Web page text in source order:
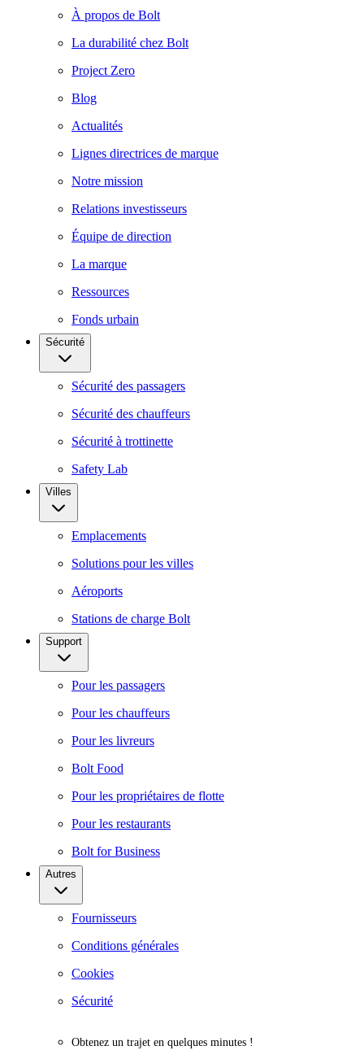
À propos de Bolt
La durabilité chez Bolt
Project Zero
Blog
Actualités
Lignes directrices de marque
Notre mission
Relations investisseurs
Équipe de direction
La marque
Ressources
Fonds urbain
Sécurité
Sécurité des passagers
Sécurité des chauffeurs
Sécurité à trottinette
Safety Lab
Villes
Emplacements
Solutions pour les villes
Aéroports
Stations de charge Bolt
Support
Pour les passagers
Pour les chauffeurs
Pour les livreurs
Bolt Food
Pour les propriétaires de flotte
Pour les restaurants
Bolt for Business
Autres
Fournisseurs
Conditions générales
Cookies
Sécurité
Obtenez un trajet en quelques minutes !